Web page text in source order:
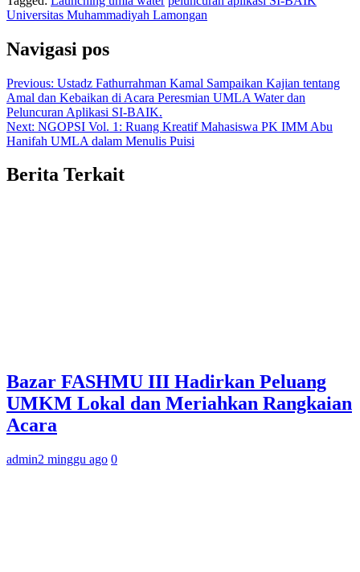
Universitas Muhammadiyah Lamongan
Navigasi pos
Previous: Ustadz Fathurrahman Kamal Sampaikan Kajian tentang
Amal dan Kebaikan di Acara Peresmian UMLA Water dan
Peluncuran Aplikasi SI-BAIK.
Next: NGOPSI Vol. 1: Ruang Kreatif Mahasiswa PK IMM Abu
Hanifah UMLA dalam Menulis Puisi
Berita Terkait
Bazar FASHMU III Hadirkan Peluang
UMKM Lokal dan Meriahkan Rangkaian
Acara
admin2 minggu ago 0